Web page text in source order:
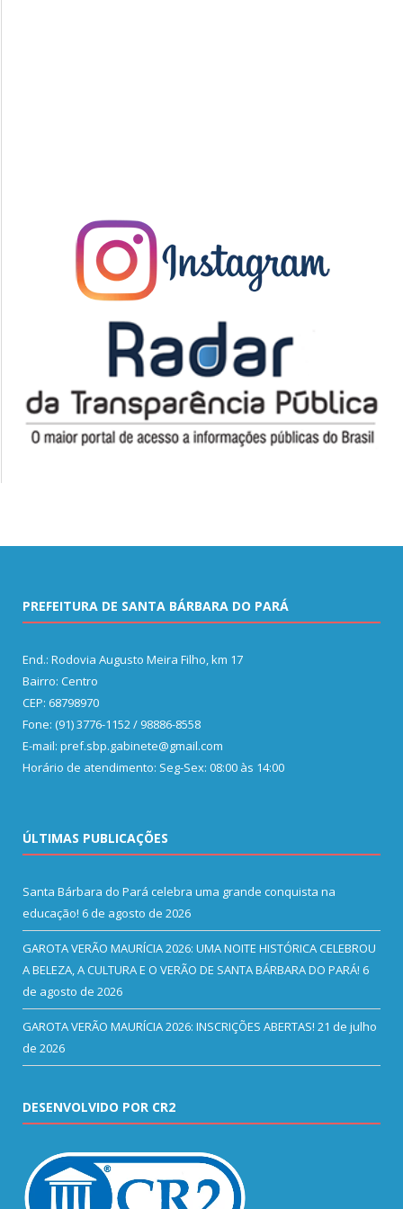
PREFEITURA DE SANTA BÁRBARA DO PARÁ
End.: Rodovia Augusto Meira Filho, km 17
Bairro: Centro
CEP: 68798970
Fone: (91) 3776-1152 / 98886-8558
E-mail: pref.sbp.gabinete@gmail.com
Horário de atendimento: Seg-Sex: 08:00 às 14:00
ÚLTIMAS PUBLICAÇÕES
Santa Bárbara do Pará celebra uma grande conquista na
educação! 6 de agosto de 2026
GAROTA VERÃO MAURÍCIA 2026: UMA NOITE HISTÓRICA CELEBROU
A BELEZA, A CULTURA E O VERÃO DE SANTA BÁRBARA DO PARÁ! 6
de agosto de 2026
GAROTA VERÃO MAURÍCIA 2026: INSCRIÇÕES ABERTAS! 21 de julho
de 2026
DESENVOLVIDO POR CR2